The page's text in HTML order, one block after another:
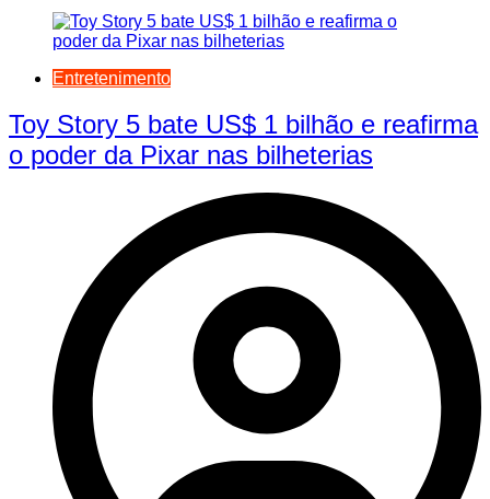
Entretenimento
Toy Story 5 bate US$ 1 bilhão e reafirma
o poder da Pixar nas bilheterias